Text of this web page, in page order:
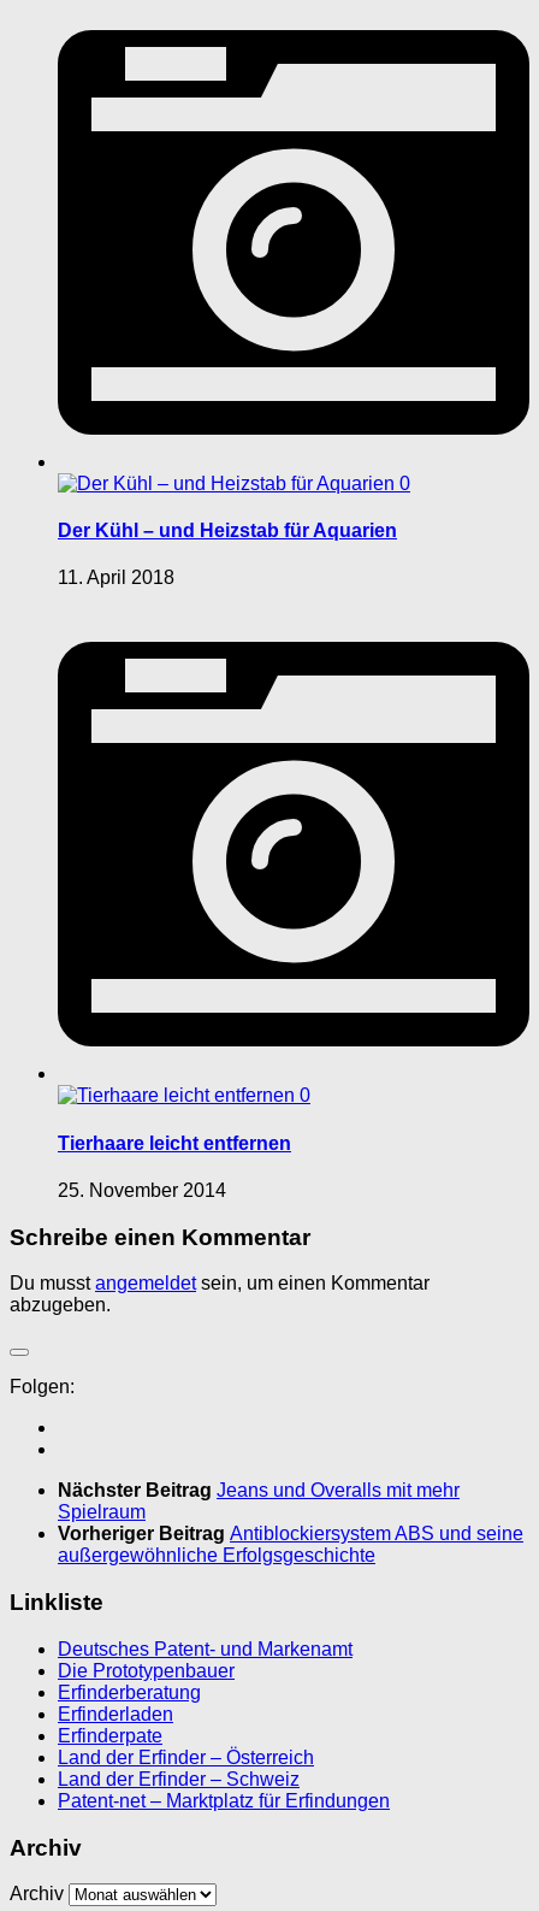
0
Der Kühl – und Heizstab für Aquarien
11. April 2018
0
Tierhaare leicht entfernen
25. November 2014
Schreibe einen Kommentar
Du musstangemeldetsein, um einen Kommentar
abzugeben.
Folgen:
Nächster Beitrag Jeans und Overalls mit mehr
Spielraum
Vorheriger Beitrag Antiblockiersystem ABS und seine
außergewöhnliche Erfolgsgeschichte
Linkliste
Deutsches Patent- und Markenamt
Die Prototypenbauer
Erfinderberatung
Erfinderladen
Erfinderpate
Land der Erfinder – Österreich
Land der Erfinder – Schweiz
Patent-net – Marktplatz für Erfindungen
Archiv
Archiv